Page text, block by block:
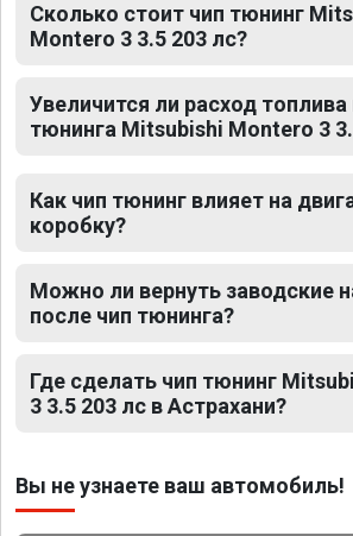
Сколько стоит чип тюнинг
Montero 3 3.5 203 лс?
Увеличится ли расход топлива
тюнинга Mitsubishi Montero 3
Как чип тюнинг влияет на
коробку?
Можно ли вернуть заводские
после чип тюнинга?
Где сделать чип тюнинг
3 3.5 203 лс в Астрахани?
Вы не узнаете ваш автомобиль!